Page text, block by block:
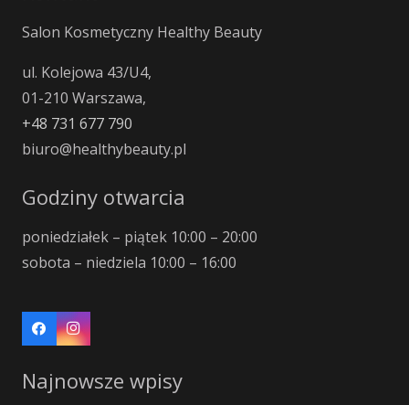
Salon Kosmetyczny Healthy Beauty
ul. Kolejowa 43/U4,
01-210 Warszawa,
+48 731 677 790
biuro@healthybeauty.pl
Godziny otwarcia
poniedziałek – piątek 10:00 – 20:00
sobota – niedziela 10:00 – 16:00
Najnowsze wpisy